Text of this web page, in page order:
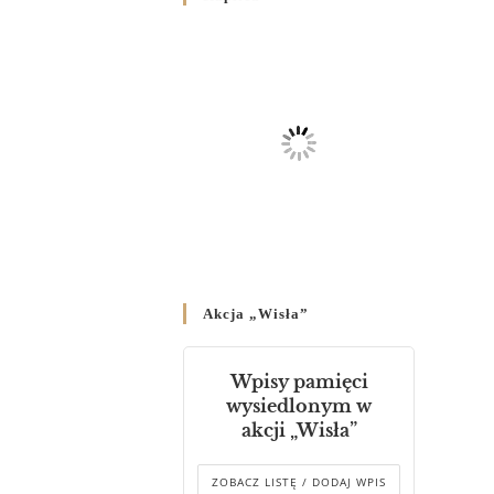
Родин
Справ Молоді та встановленя
складу Катихитичної Комісії
днях 2-12 липня 2024 р.”
Декрет єпископів
Перемисько-Варшавської
Митрополії стосовно
звершування Божественної
літургії
Akcja „Wisła”
Wpisy pamięci
wysiedlonym w
akcji „Wisła”
ZOBACZ LISTĘ / DODAJ WPIS